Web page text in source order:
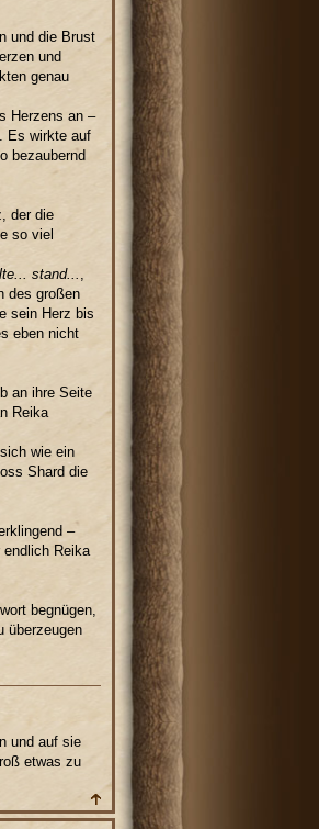
und die Brust
und
genau
Herzens an –
Es wirkte auf
bezaubernd
der die
so viel
stand...
des großen
sein Herz bis
eben nicht
an ihre Seite
Reika
wie ein
Shard die
–
Reika
begnügen,
überzeugen
und auf sie
etwas zu